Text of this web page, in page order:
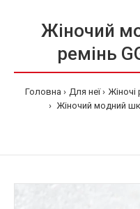
Жіночий
ремінь
Головна Для неї Жіночі
Жіночий модний